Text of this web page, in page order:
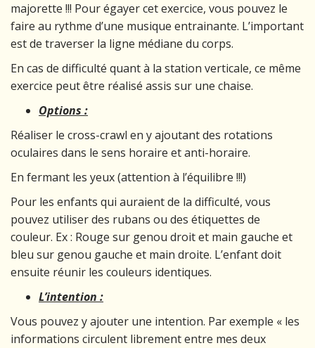
majorette !!! Pour égayer cet exercice, vous pouvez le
faire au rythme d’une musique entrainante. L’important
est de traverser la ligne médiane du corps.
En cas de difficulté quant à la station verticale, ce même
exercice peut être réalisé assis sur une chaise.
Options :
Réaliser le cross-crawl en y ajoutant des rotations
oculaires dans le sens horaire et anti-horaire.
En fermant les yeux (attention à l’équilibre !!!)
Pour les enfants qui auraient de la difficulté, vous
pouvez utiliser des rubans ou des étiquettes de
couleur. Ex : Rouge sur genou droit et main gauche et
bleu sur genou gauche et main droite. L’enfant doit
ensuite réunir les couleurs identiques.
L’intention :
Vous pouvez y ajouter une intention. Par exemple « les
informations circulent librement entre mes deux